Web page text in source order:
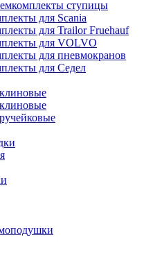
ступицы
для Scania
для Trailor Fruehauf
для VOLVO
для пневмокранов
для Седел